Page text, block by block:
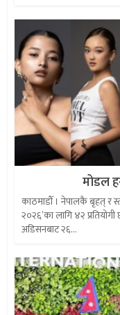
मोडल
काठमाडौँ । नेपालकै बृहत् र
२०२६’का लागि ४२
अडिसनबाट २६...